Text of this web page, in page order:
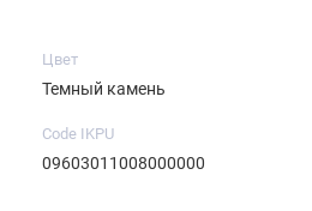
Цвет
Темный камень
Code IKPU
09603011008000000